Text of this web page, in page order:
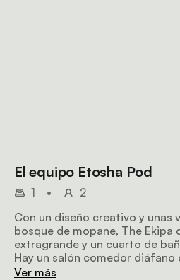
El equipo Etosha Pod
1 •
2
Con un diseño creativo y unas
bosque de mopane, The Ekipa
extragrande y un cuarto de
Hay un salón comedor
y una cocina totalmente
Ver más